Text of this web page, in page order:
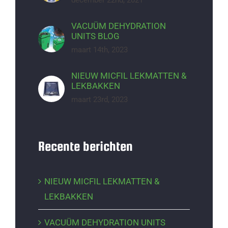
VACUÜM DEHYDRATION
UNITS BLOG
maart 14th, 2023
NIEUW MICFIL LEKMATTEN &
LEKBAKKEN
maart 23rd, 2023
Recente berichten
NIEUW MICFIL LEKMATTEN &
LEKBAKKEN
VACUÜM DEHYDRATION UNITS